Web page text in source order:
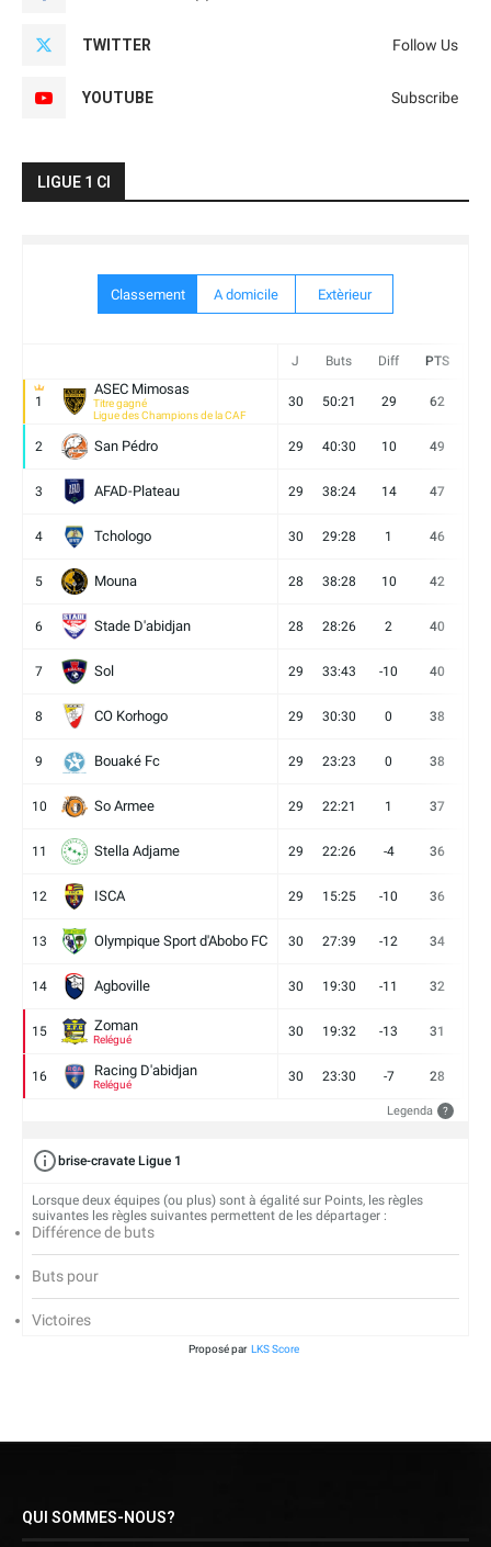
TWITTER Follow Us
YOUTUBE Subscribe
LIGUE 1 CI
Classement A domicile Extèrieur
J Buts Diff PTS
1
ASEC Mimosas
Titre gagné
Ligue des Champions de la CAF
30 50:21 29 62
2 San Pédro 29 40:30 10 49
3 AFAD-Plateau 29 38:24 14 47
4 Tchologo 30 29:28 1 46
5 Mouna 28 38:28 10 42
6 Stade D'abidjan 28 28:26 2 40
7 Sol 29 33:43 -10 40
8 CO Korhogo 29 30:30 0 38
9 Bouaké Fc 29 23:23 0 38
10 So Armee 29 22:21 1 37
11 Stella Adjame 29 22:26 -4 36
12 ISCA 29 15:25 -10 36
13 Olympique Sport d'Abobo FC 30 27:39 -12 34
14 Agboville 30 19:30 -11 32
15 Zoman
Relégué
30 19:32 -13 31
16 Racing D'abidjan
Relégué
30 23:30 -7 28
Legenda ?
brise-cravate Ligue 1
Lorsque deux équipes (ou plus) sont à égalité sur Points, les règles
suivantes les règles suivantes permettent de les départager :
Différence de buts
Buts pour
Victoires
Proposé par LKS Score
QUI SOMMES-NOUS?